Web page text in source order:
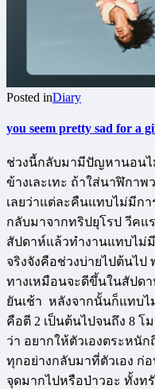
Posted inDiary
you seem pretty sad for a
ช่วงนี้กลับมามีปัญหานอน
ข้างเละเทะ ถ้าใส่นาฬิกา
เลยว่าแต่ละคืนแทบไม่มีก
กลับมาจากทริปยุโรป วีคแ
สัปดาห์แล้วทำงานแทบไม่
จริงจังคือช่วงบ่ายไปต้นไป
ทางเหมือนจะดีขึ้นในสัปด
ยันเช้า หลังจากนั้นก็แทบ
คือตี 2 เป็นต้นไปจนถึง 8
ว่า อยากให้ตัวเองตระหนั
ทุกอย่างกลับมาที่ตัวเอง
จุดมากไปหรือป่าวอะ ทั้งทรั